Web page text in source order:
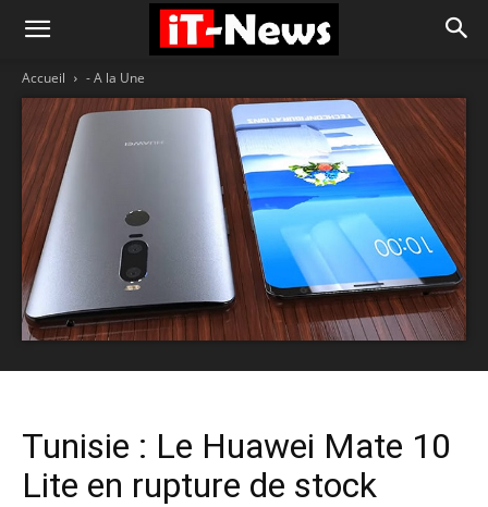
Accueil - A la Une
Tunisie : Le Huawei Mate 10
Lite en rupture de stock